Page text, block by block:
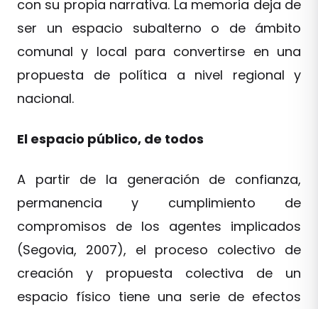
con su propia narrativa. La memoria deja de
ser un espacio subalterno o de ámbito
comunal y local para convertirse en una
propuesta de política a nivel regional y
nacional.
El espacio público, de todos
A partir de la generación de confianza,
permanencia y cumplimiento de
compromisos de los agentes implicados
(Segovia, 2007), el proceso colectivo de
creación y propuesta colectiva de un
espacio físico tiene una serie de efectos